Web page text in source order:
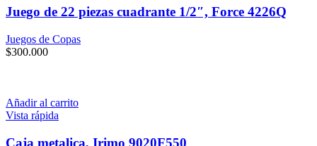
Juego de 22 piezas cuadrante 1/2″, Force 4226Q
Juegos de Copas
$300.000
Añadir al carrito
Vista rápida
Caja metalica, Irimo 9020F550